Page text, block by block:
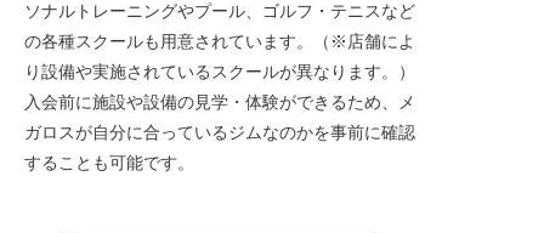
ソナルトレーニングやプール、ゴルフ・テニスなど
の各種スクールも用意されています。（※店舗によ
り設備や実施されているスクールが異なります。）
入会前に施設や設備の見学・体験ができるため、メ
ガロスが自分に合っているジムなのかを事前に確認
することも可能です。